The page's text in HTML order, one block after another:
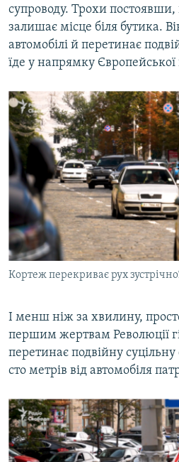
супроводу. Трохи постоявши,
залишає місце біля бутика.
автомобілі й перетинає
їде у напрямку Європейської
Кортеж перекриває рух
І менш ніж за хвилину,
першим жертвам Революції
перетинає подвійну суцільну
сто метрів від автомобіля